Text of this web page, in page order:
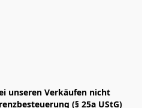
unseren Verkäufen nicht
(§ 25a UStG)